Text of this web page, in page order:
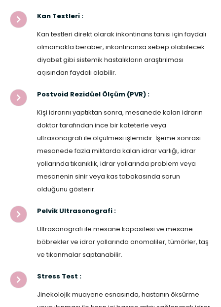
Kan Testleri :
Kan testleri direkt olarak inkontinans tanısı için faydalı
olmamakla beraber, inkontinansa sebep olabilecek
diyabet gibi sistemik hastalıkların araştırılması
açısından faydalı olabilir.
Postvoid Rezidüel Ölçüm (PVR) :
Kişi idrarını yaptıktan sonra, mesanede kalan idrarın
doktor tarafından ince bir kateterle veya
ultrasonografi ile ölçülmesi işlemidir. İşeme sonrası
mesanede fazla miktarda kalan idrar varlığı, idrar
yollarında tıkanıklık, idrar yollarında problem veya
mesanenin sinir veya kas tabakasında sorun
olduğunu gösterir.
Pelvik Ultrasonografi :
Ultrasonografi ile mesane kapasitesi ve mesane
böbrekler ve idrar yollarında anomaliler, tümörler, taş
ve tıkanmalar saptanabilir.
Stress Test :
Jinekolojik muayene esnasında, hastanın öksürme